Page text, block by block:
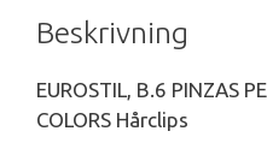
Beskrivning
EUROSTIL, B.6 PINZAS
COLORS Hårclips